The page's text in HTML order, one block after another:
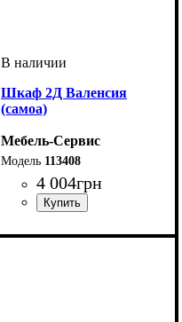
Шкаф 2Д Валенсия
(самоа)
Мебель-Сервис
113408
4 004грн